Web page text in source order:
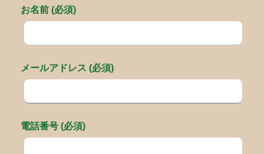
お名前 (必須)
メールアドレス (必須)
電話番号 (必須)